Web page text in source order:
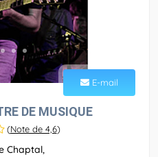
E-mail
DE MUSIQUE
(Note de 4,6)
Chaptal,